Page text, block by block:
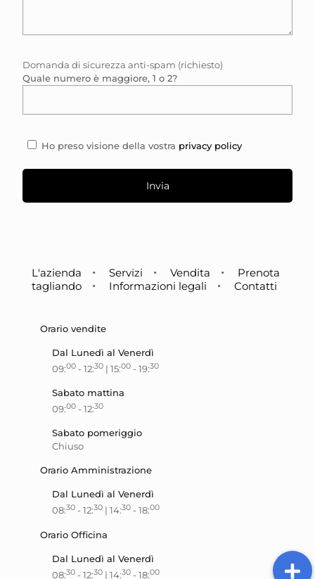
Domanda di sicurezza anti-spam (richiesto)
Quale numero è maggiore, 1 o 2?
Ho preso visione della vostra privacy policy
L'azienda Servizi Vendita
Prenota
tagliando
Informazioni legali Contatti
Orario vendite
Dal Lunedì al Venerdì
09:00- 12:30| 15:00- 19:30
Sabato mattina
09:00- 12:30
Sabato pomeriggio
Chiuso
Orario Amministrazione
Dal Lunedì al Venerdì
08:30- 12:30| 14:30- 18:00
Orario Officina
Dal Lunedì al Venerdì
08:30- 12:30| 14:30- 18:00